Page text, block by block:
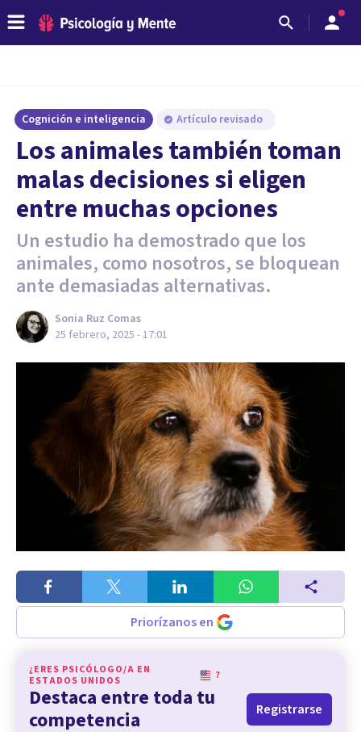
Cognición e inteligencia Artículo revisado
Los animales también toman
malas decisiones si eligen
entre muchas opciones
Un estudio ha demostrado que los
animales, como nosotros, se bloquean
ante demasiadas alternativas.
Sonia Ruz Comas
25 febrero, 2025 - 17:01
Priorízanos en
¿ERES PSICÓLOGO/A EN
ESTADOS UNIDOS
?
Destaca entre toda tu
competencia
Registrarse